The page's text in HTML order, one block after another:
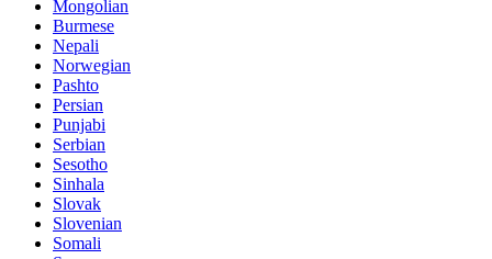
Mongolian
Burmese
Nepali
Norwegian
Pashto
Persian
Punjabi
Serbian
Sesotho
Sinhala
Slovak
Slovenian
Somali